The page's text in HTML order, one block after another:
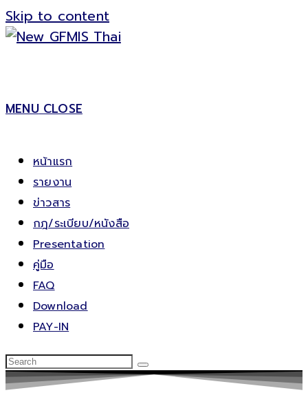
Skip to content
MENU CLOSE
หน้าแรก
รายงาน
ข่าวสาร
กฎ/ระเบียบ/หนังสือ
Presentation
คู่มือ
FAQ
Download
PAY-IN